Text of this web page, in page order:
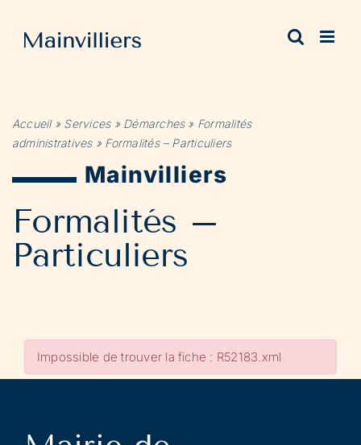
contenu
Accueil» Services» Démarches» Formalités
administratives» Formalités – Particuliers
Mainvilliers
Formalités –
Particuliers
Impossible de trouver la fiche : R52183.xml